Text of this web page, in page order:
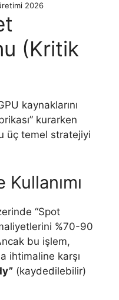
2026
(Kritik
kaynaklarını
kurarken
üç temel stratejiyi
“Spot
%70-90
bu işlem,
ihtimaline karşı
(kaydedilebilir)